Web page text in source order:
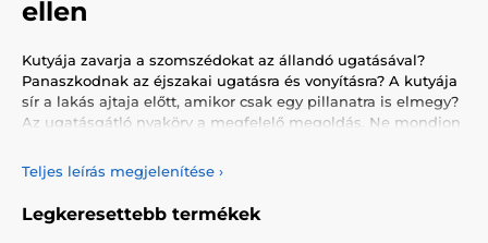
ellen
Kutyája zavarja a szomszédokat az állandó ugatásával?
Panaszkodnak az éjszakai ugatásra és vonyításra? A kutyája
sír a lakás ajtaja előtt, amikor csak egy pillanatra is elmegy?
Az ugatásgátló nyakörv a megfelelő megoldás. Ne mondjon
és megbízható ugatásgátló nyakörvet, amely az Ön jelenléte
nélkül is szemmel tartja őt. Összeállítottuk Önnek a vezető
gyártók legjobb ugatásgátló nyakörveit.
Teljes leírás megjelenítése ›
Legkeresettebb termékek